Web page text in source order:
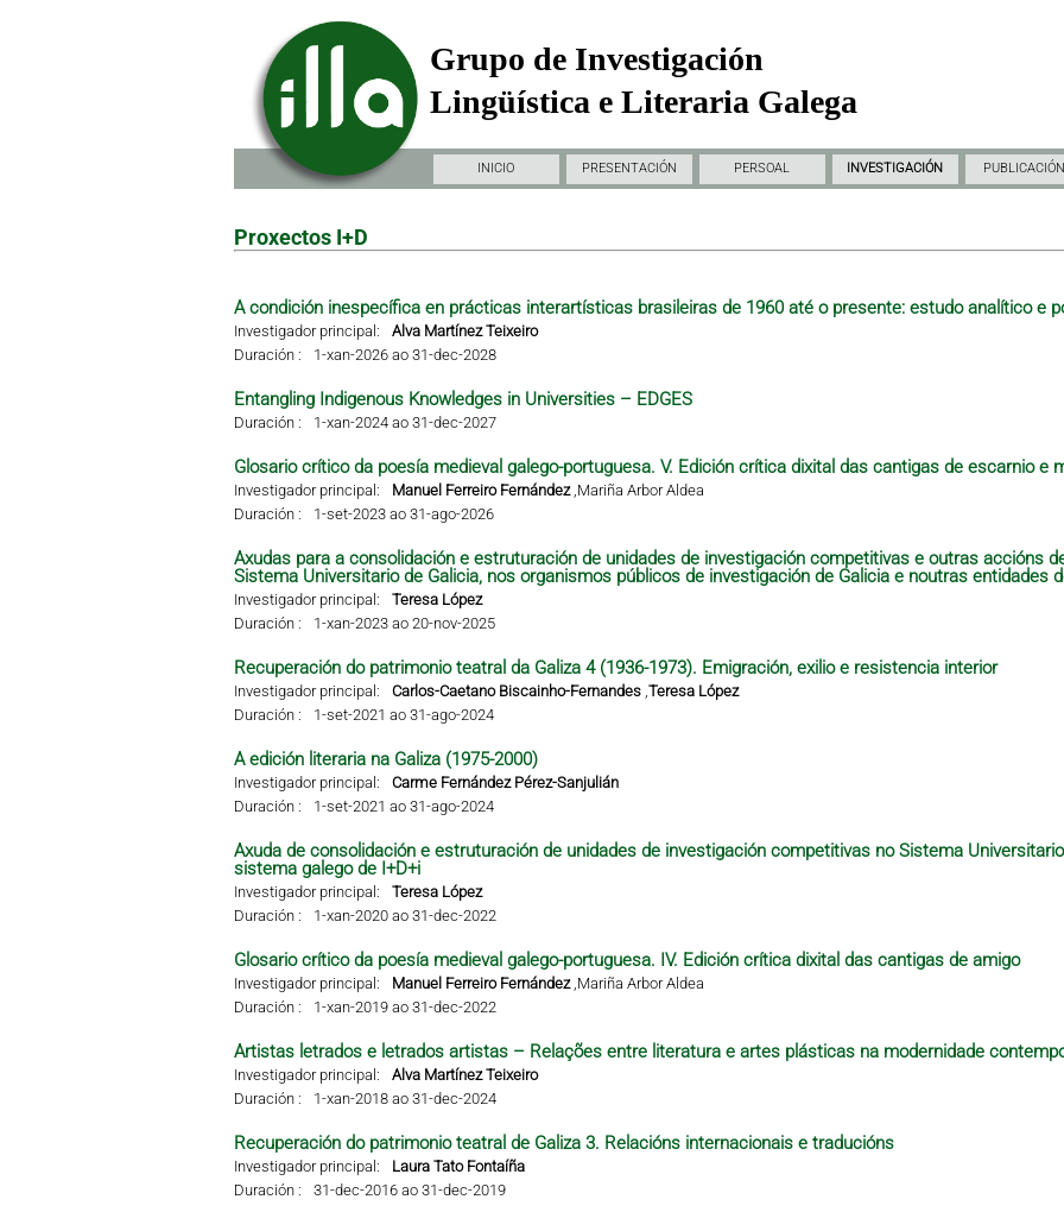
Grupo de Investigación
Lingüística e Literaria Galega
INICIO PRESENTACIÓN PERSOAL INVESTIGACIÓN
Proxectos I+D
A condición inespecífica en prácticas interartísticas brasileiras de 1960 até o presente: estudo analítico e
Investigador principal:
Alva Martínez Teixeiro
Duración :
1-xan-2026 ao 31-dec-2028
Entangling Indigenous Knowledges in Universities – EDGES
Duración : 1-xan-2024 ao 31-dec-2027
Glosario crítico da poesía medieval galego-portuguesa. V. Edición crítica dixital das cantigas de escarnio e
Investigador principal: Manuel Ferreiro Fernández,Mariña Arbor Aldea
Duración :
1-set-2023 ao 31-ago-2026
Axudas para a consolidación e estruturación de unidades de investigación competitivas e outras accións
Sistema Universitario de Galicia, nos organismos públicos de investigación de Galicia e noutras entidades
Investigador principal:
Teresa López
Duración :
1-xan-2023 ao 20-nov-2025
Recuperación do patrimonio teatral da Galiza 4 (1936-1973). Emigración, exilio e resistencia interior
Investigador principal: Carlos-Caetano Biscainho-Fernandes,Teresa López
Duración :
1-set-2021 ao 31-ago-2024
A edición literaria na Galiza (1975-2000)
Investigador principal:
Carme Fernández Pérez-Sanjulián
Duración :
1-set-2021 ao 31-ago-2024
Axuda de consolidación e estruturación de unidades de investigación competitivas no Sistema
sistema galego de I+D+i
Investigador principal:
Teresa López
Duración :
1-xan-2020 ao 31-dec-2022
Glosario crítico da poesía medieval galego-portuguesa. IV. Edición crítica dixital das cantigas de amigo
Investigador principal: Manuel Ferreiro Fernández,Mariña Arbor Aldea
Duración :
1-xan-2019 ao 31-dec-2022
Artistas letrados e letrados artistas – Relações entre literatura e artes plásticas na modernidade
Investigador principal:
Alva Martínez Teixeiro
Duración :
1-xan-2018 ao 31-dec-2024
Recuperación do patrimonio teatral de Galiza 3. Relacións internacionais e traducións
Investigador principal:
Laura Tato Fontaíña
Duración :
31-dec-2016 ao 31-dec-2019